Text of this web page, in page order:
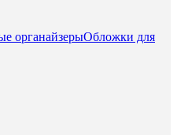
органайзерыОбложки для